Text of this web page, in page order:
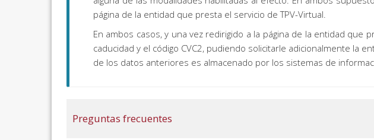
página de la entidad que presta el servicio de TPV-Virtual.
En ambos casos, y una vez redirigido a la página de la entidad
caducidad y el código CVC2, pudiendo solicitarle adicionalmente la
de los datos anteriores es almacenado por los sistemas de
Preguntas frecuentes